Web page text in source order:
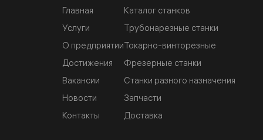
Главная
Услуги
О предприятии
Достижения
Вакансии
Новости
Контакты
Каталог станков
Трубонарезные станки
Токарно-винторезные
Фрезерные станки
Станки разного назначения
Запчасти
Доставка